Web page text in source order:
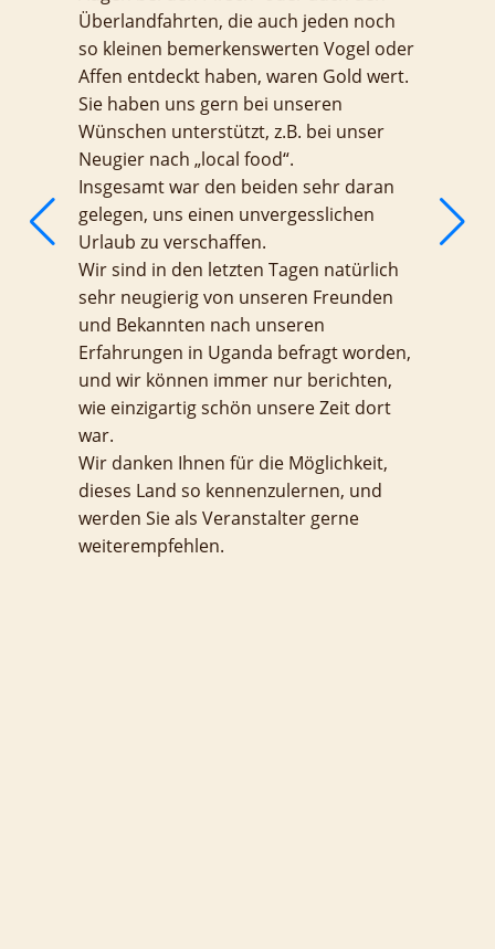
Überlandfahrten, die auch jeden noch
so kleinen bemerkenswerten Vogel oder
Affen entdeckt haben, waren Gold wert.
Sie haben uns gern bei unseren
Wünschen unterstützt, z.B. bei unser
Neugier nach „local food“.
Insgesamt war den beiden sehr daran
gelegen, uns einen unvergesslichen
Urlaub zu verschaffen.
Wir sind in den letzten Tagen natürlich
sehr neugierig von unseren Freunden
und Bekannten nach unseren
Erfahrungen in Uganda befragt worden,
und wir können immer nur berichten,
wie einzigartig schön unsere Zeit dort
war.
Wir danken Ihnen für die Möglichkeit,
dieses Land so kennenzulernen, und
werden Sie als Veranstalter gerne
weiterempfehlen.